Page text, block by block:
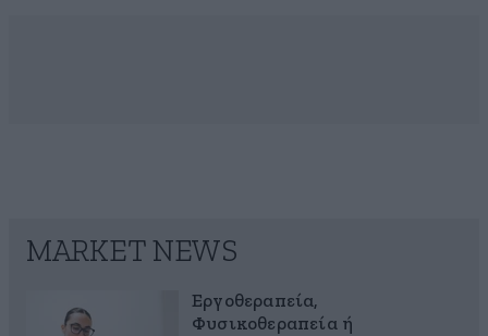
MARKET NEWS
Εργοθεραπεία,
Φυσικοθεραπεία ή